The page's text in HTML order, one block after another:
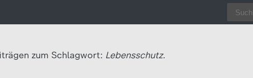
zum Schlagwort: Lebensschutz.